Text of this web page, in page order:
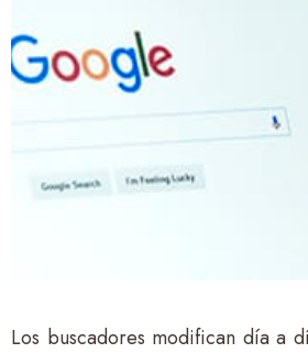
Los buscadores modifican día a